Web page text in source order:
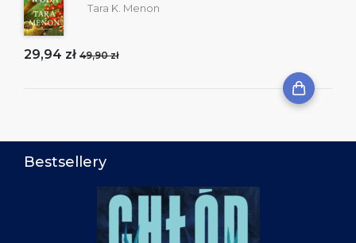
Tara K. Menon
29,94 zł 49,90 zł
Bestsellery